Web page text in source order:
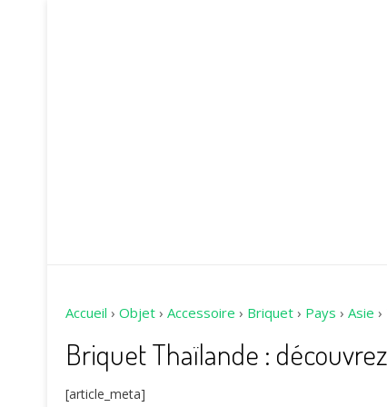
Accueil › Objet › Accessoire › Briquet › Pays › Asie ›
Briquet Thaïlande :
[article_meta]